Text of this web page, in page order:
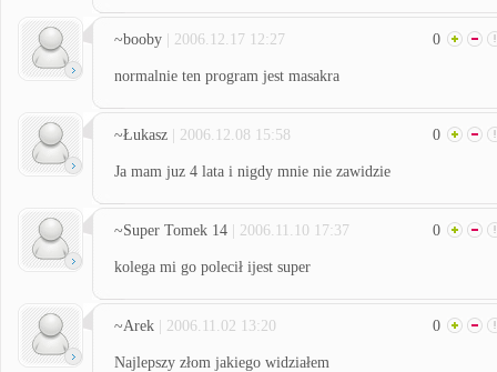
~booby | 2006.12.17 12:27 0
normalnie ten program jest masakra
~Łukasz | 2006.12.08 15:58 0
Ja mam juz 4 lata i nigdy mnie nie zawidzie
~Super Tomek 14 | 2006.11.10 17:37 0
kolega mi go polecił ijest super
~Arek | 2006.11.02 13:20 0
Najlepszy złom jakiego widziałem